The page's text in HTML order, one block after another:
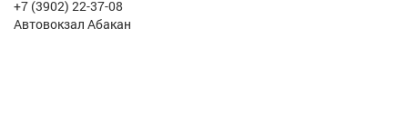
+7 (3902) 22-37-08
Автовокзал Абакан